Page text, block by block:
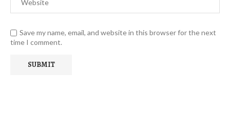
Save my name, email, and website in this browser for the next
time I comment.